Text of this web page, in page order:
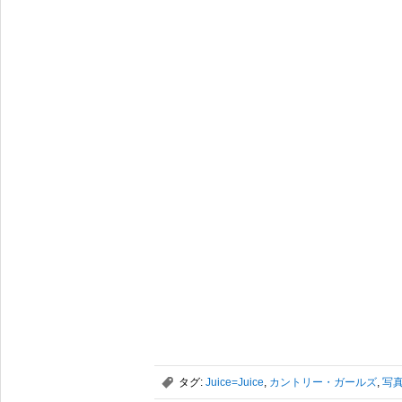
, タグ: Juice=Juice, カントリー・ガールズ, 写